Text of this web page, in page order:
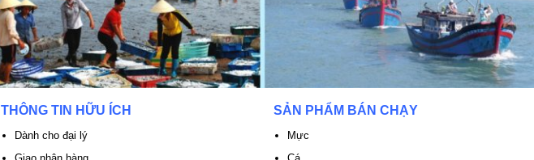
THÔNG TIN HỮU ÍCH
Dành cho đại lý
SẢN PHẨM BÁN CHẠY
Mực